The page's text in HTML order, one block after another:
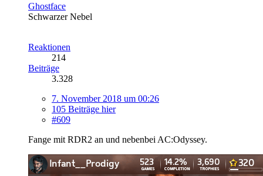
Ghostface
Schwarzer Nebel
Reaktionen
214
Beiträge
3.328
7. November 2018 um 00:26
105 Beiträge hier
#609
Fange mit RDR2 an und nebenbei AC:Odyssey.